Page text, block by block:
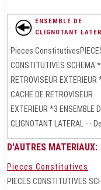
ENSEMBLE DE
CLIGNOTANT
Pieces
CONSTITUTIVES SCHEMA
RETROVISEUR EXTERIEUR
CACHE DE RETROVISEUR
EXTERIEUR *3 ENSEMBLE
CLIGNOTANT LATERAL - -
D'AUTRES MATERIAUX:
Pieces Constitutives
PIECES CONSTITUTIVES